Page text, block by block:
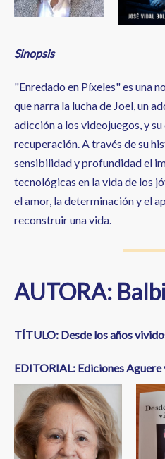
Sinopsis
"Enredado en Píxeles" es una
que narra la lucha de Joel, un
adicción a los videojuegos, y
recuperación. A través de su
sensibilidad y profundidad el
tecnológicas en la vida de los
el amor, la determinación y el
reconstruir una vida.
AUTORA:
TÍTULO: Desde los años
EDITORIAL: Ediciones Aguere